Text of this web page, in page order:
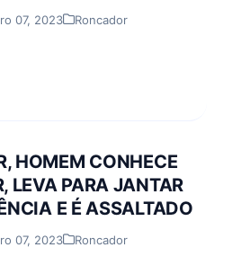
07, 2023 Roncador
HOMEM CONHECE
LEVA PARA JANTAR
E É ASSALTADO
07, 2023 Roncador